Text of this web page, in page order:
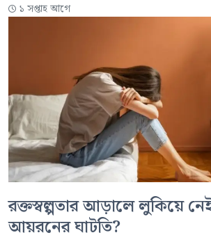
১ সপ্তাহ আগে
রক্তস্বল্পতার আড়ালে লুকিয়ে
আয়রনের ঘাটতি?